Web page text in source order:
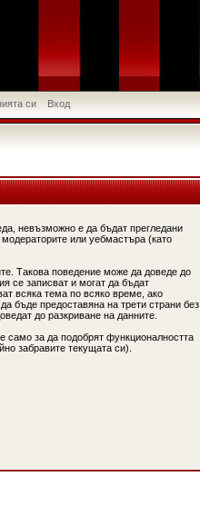
си Вход
невъзможно е да бъдат прегледани
или уебмастъра (като
Такова поведение може да доведе до
се записват и могат да бъдат
всяка тема по всяко време, ако
бъде предоставяна на трети страни без
до разкриване на данните.
за да подобрят функционалността
забравите текущата си).